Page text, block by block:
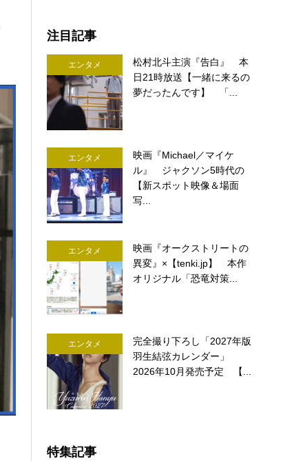
注目記事
エンタメ
松村北斗主演『告白』 本
日21時放送【一緒に来るの
夢だったんです】 「...
エンタメ
映画『Michael／マイケ
ル』 ジャクソン5時代の
【新スポット映像＆場面
写...
エンタメ
映画『オークストリートの
異変』×【tenki.jp】 本作
オリジナル「恐竜対策...
エンタメ
完全撮り下ろし「2027年版
羽生結弦カレンダー」
2026年10月発売予定 【...
特集記事